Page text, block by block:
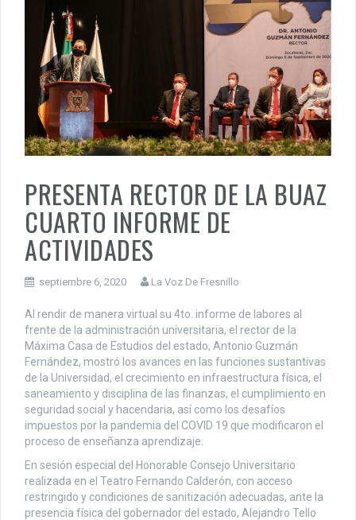
PRESENTA RECTOR DE LA BUAZ
CUARTO INFORME DE
ACTIVIDADES
septiembre 6, 2020 La Voz De Fresnillo
Al rendir de manera virtual su 4to. informe de labores al
frente de la administración universitaria, el rector de la
Máxima Casa de Estudios del estado, Antonio Guzmán
Fernández, mostró los avances en las funciones sustantivas
de la Universidad, el crecimiento en infraestructura física, el
saneamiento y disciplina de las finanzas, el cumplimiento en
seguridad social y hacendaria, así como los desafíos
impuestos por la pandemia del COVID 19 que modificaron el
proceso de enseñanza aprendizaje.
En sesión especial del Honorable Consejo Universitario
realizada en el Teatro Fernando Calderón, con acceso
restringido y condiciones de sanitización adecuadas, ante la
presencia física del gobernador del estado, Alejandro Tello